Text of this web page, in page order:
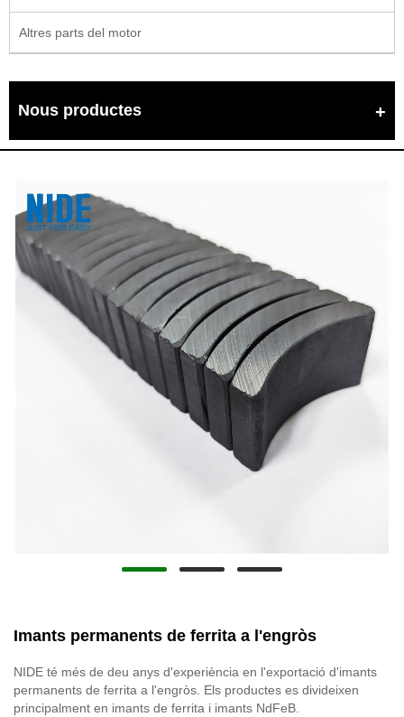
Altres parts del motor
Nous productes
Imants permanents de ferrita a l'engròs
NIDE té més de deu anys d'experiència en l'exportació d'imants
permanents de ferrita a l'engròs. Els productes es divideixen
principalment en imants de ferrita i imants NdFeB.